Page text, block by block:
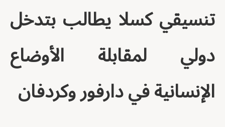
تنسيقي كسلا يطالب بتدخل
دولي لمقابلة الأوضاع
الإنسانية في دارفور وكردفان